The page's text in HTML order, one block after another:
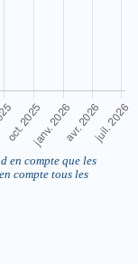
en compte que les
compte tous les